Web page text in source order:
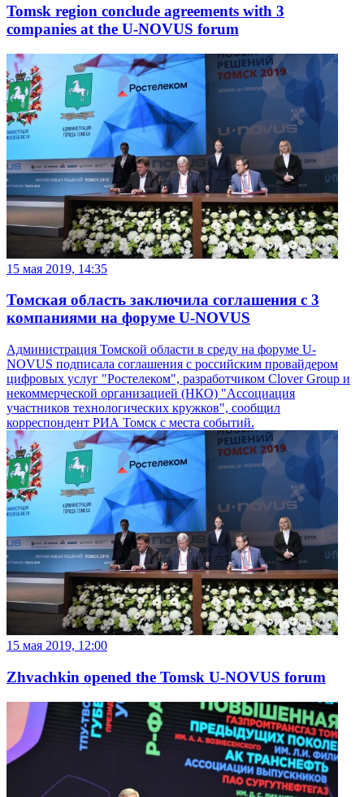
Tomsk region conclude agreements with 3
companies at the U-NOVUS forum
15 мая 2019, 14:35
Томская область заключила соглашения с 3
компаниями на форуме U-NOVUS
Администрация Томской области в среду на форуме U-
NOVUS подписала соглашения с российским провайдером
цифровых услуг "Ростелеком", разработчиком Clover Group и
некоммерческой организацией (НКО) "Ассоциация
участников технологических кружков", сообщил
корреспондент РИА Томск с места событий.
15 мая 2019, 12:00
Zhvachkin opened the Tomsk U-NOVUS forum